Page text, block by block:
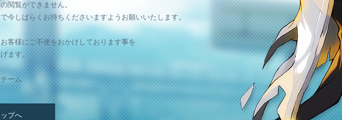
閲覧ができません。
今しばらくお待ちくださいますようお願いいたします。
客様にご不便をおかけしております事を
ます。
ーム
プへ